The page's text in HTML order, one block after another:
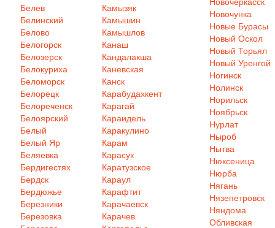
Белев
Белинский
Белово
Белогорск
Белозерск
Белокуриха
Беломорск
Белорецк
Белореченск
Белоярский
Белый
Белый Яр
Беляевка
Бердигестях
Бердск
Бердюжье
Березники
Березовка
Камызяк
Камышин
Камышлов
Канаш
Кандалакша
Каневская
Канск
Карабудахкент
Карагай
Караидель
Каракулино
Карам
Карасук
Каратузское
Караул
Карафтит
Карачаевск
Карачев
Новочунка
Новые Бурасы
Новый Оскол
Новый Торьял
Новый Уренгой
Ногинск
Нолинск
Норильск
Ноябрьск
Нурлат
Ныроб
Нытва
Нюксеница
Нюрба
Нягань
Нязепетровск
Няндома
Обливская